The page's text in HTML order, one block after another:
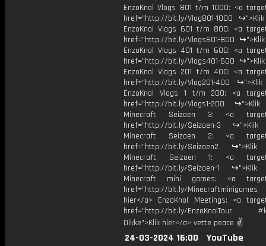
EnzoKnol Vlogs 801 t/m 1000: <a
href="http://bit.ly/Vlog801-1000
EnzoKnol Vlogs 601 t/m 800: <a
href="http://bit.ly/Vlogs601-800
EnzoKnol Vlogs 401 t/m 600: <a
href="http://bit.ly/Vlogs401-600
EnzoKnol Vlogs 201 t/m 400: <a
href="http://bit.ly/Vlog201-400
EnzoKnol Vlogs 1 t/m 200: <a
href="http://bit.ly/Vlogs1-200
Minecraft Seizoen 3: <a
href="http://bit.ly/Seizoen-3 ↪">Klik
Minecraft Seizoen 2: <a
href="http://bit.ly/Seizoen2 ↪">Klik
Minecraft Seizoen 1: <a
href="http://bit.ly/Seizoen-1 ↪">Klik
Minecraft mini games: <a
href="http://bit.ly/
hier</a> EnzoKnol Meetings: <a
href="http://bit.ly/EnzoKnolTour
Dikke">Klik hier</a> vette peace ✌
24-03-2024 16:00
YouTube